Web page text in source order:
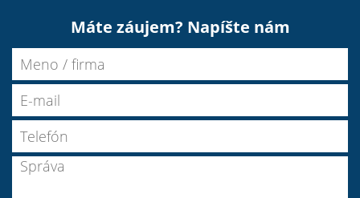
Máte záujem? Napíšte nám